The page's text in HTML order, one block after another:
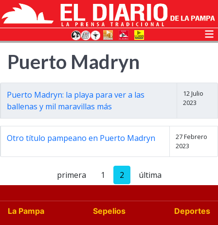
Puerto Madryn
Puerto Madryn: la playa para ver a las
ballenas y mil maravillas más
12 Julio
2023
Otro título pampeano en Puerto Madryn
27 Febrero
2023
primera 1 2 última
La Pampa Sepelios
Deportes